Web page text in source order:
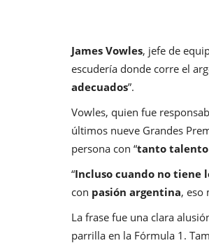
James Vowles, jefe de
escudería donde corre el
adecuados”.
Vowles, quien fue
últimos nueve Grandes
persona con “tanto
“Incluso cuando no tiene
con pasión argentina, eso
La frase fue una clara
parrilla en la Fórmula 1.